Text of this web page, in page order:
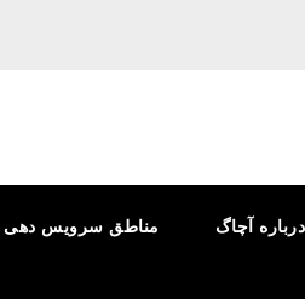
مناطق سرویس دهی درباره آچاگ